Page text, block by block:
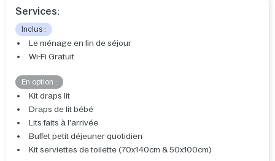
Services:
Inclus :
Le ménage en fin de séjour
Wi-Fi Gratuit
En option :
Kit draps lit
Draps de lit bébé
Lits faits à l'arrivée
Buffet petit déjeuner quotidien
Kit serviettes de toilette (70x140cm & 50x100cm)